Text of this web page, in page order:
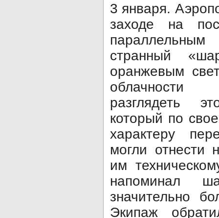
3 января.
заходе на
странный
оранжевым
облачности
разглядеть
который по
характеру
могли отнести
им
напоминал
значительно
Экипаж